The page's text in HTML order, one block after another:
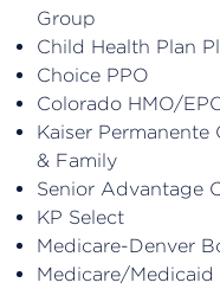
Group
Child Health Plan
Choice PPO
Colorado HMO/
Kaiser
& Family
Senior Advantage
KP Select
Medicare-Denver
Medicare/Medicaid